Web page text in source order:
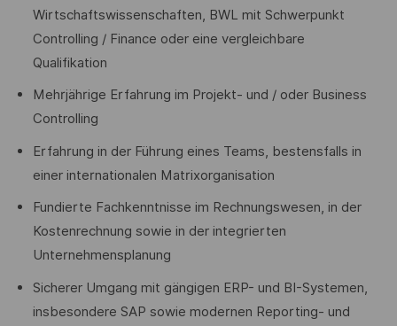
Wirtschaftswissenschaften, BWL mit Schwerpunkt
Controlling / Finance oder eine vergleichbare
Qualifikation
Mehrjährige Erfahrung im Projekt- und / oder Business
Controlling
Erfahrung in der Führung eines Teams, bestensfalls in
einer internationalen Matrixorganisation
Fundierte Fachkenntnisse im Rechnungswesen, in der
Kostenrechnung sowie in der integrierten
Unternehmensplanung
Sicherer Umgang mit gängigen ERP- und BI-Systemen,
insbesondere SAP sowie modernen Reporting- und